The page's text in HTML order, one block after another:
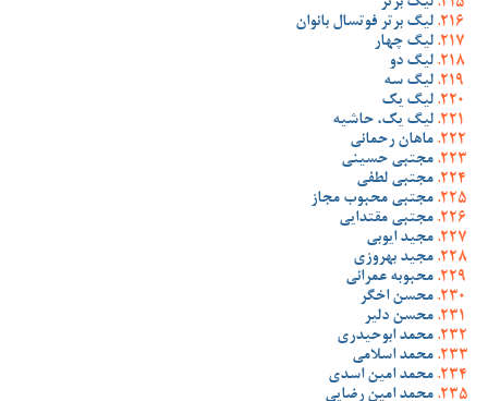
لیگ برتر
لیگ برتر فوتسال بانوان
لیگ چهار
لیگ دو
لیگ سه
لیگ یک
لیگ یک، حاشیه
ماهان رحمانی
مجتبی حسینی
مجتبی لطفی
مجتبی محبوب مجاز
مجتبی مقتدایی
مجید ایوبی
مجید بهروزی
محبوبه عمرانی
محسن اخگر
محسن دلیر
محمد ابوحیدری
محمد اسلامی
محمد امین اسدی
محمد امین رضایی